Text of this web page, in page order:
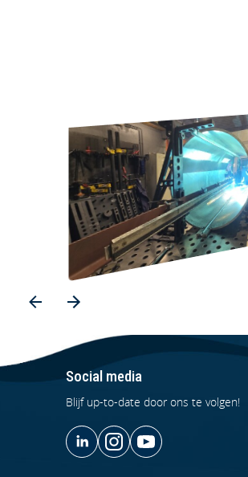
Social media
Blijf up-to-date door ons te volgen!